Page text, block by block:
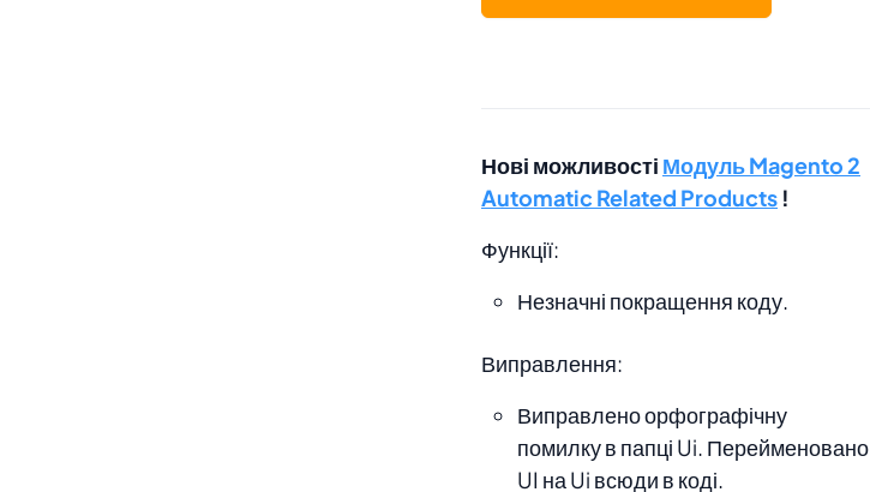
Нові можливості Модуль Magento 2
Automatic Related Products !
Функції:
Незначні покращення коду.
Виправлення:
Виправлено орфографічну
помилку в папці Ui. Перейменовано
UI на Ui всюди в коді.